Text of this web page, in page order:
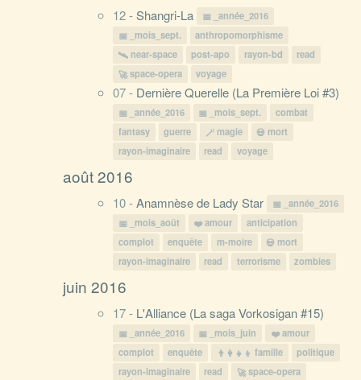
12 -Shangri-La
_année_2016
_mois_sept.
anthropomorphisme
near-space
post-apo rayon-bd
read
space-opera
voyage
07 - Dernière Querelle (La Première Loi #3)
_année_2016 _mois_sept.
combat
fantasy
guerre magie
mort
rayon-imaginaire
read voyage
août 2016
10 -Anamnèse de Lady Star
_année_2016
_mois_août
amour
anticipation
complot
enquête m-moire
mort
rayon-imaginaire
read terrorisme zombies
juin 2016
17 - L'Alliance (La saga Vorkosigan #15)
_année_2016 _mois_juin
amour
complot
enquête famille
politique
rayon-imaginaire
read space-opera